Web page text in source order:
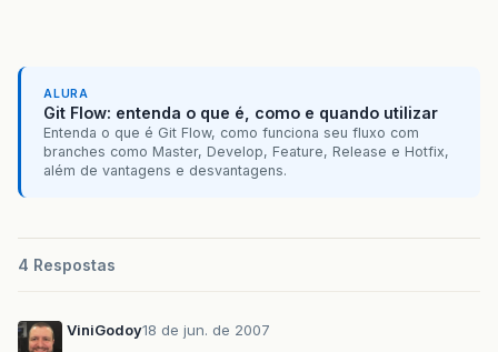
ALURA
Git Flow: entenda o que é, como e quando utilizar
Entenda o que é Git Flow, como funciona seu fluxo com
branches como Master, Develop, Feature, Release e Hotfix,
além de vantagens e desvantagens.
4 Respostas
ViniGodoy18 de jun. de 2007